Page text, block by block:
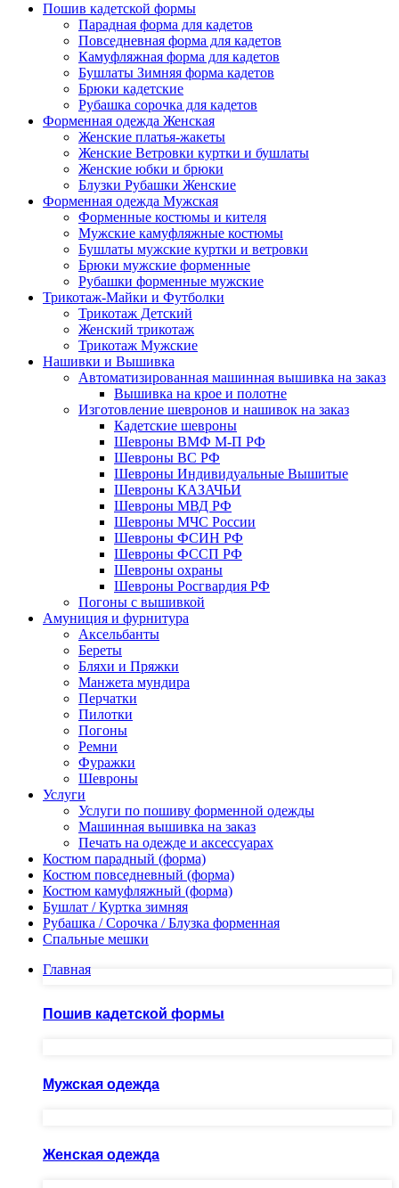
Пошив кадетской формы
Парадная форма для кадетов
Повседневная форма для кадетов
Камуфляжная форма для кадетов
Бушлаты Зимняя форма кадетов
Брюки кадетские
Рубашка сорочка для кадетов
Форменная одежда Женская
Женские платья-жакеты
Женские Ветровки куртки и бушлаты
Женские юбки и брюки
Блузки Рубашки Женские
Форменная одежда Мужская
Форменные костюмы и кителя
Мужские камуфляжные костюмы
Бушлаты мужские куртки и ветровки
Брюки мужские форменные
Рубашки форменные мужские
Трикотаж-Майки и Футболки
Трикотаж Детский
Женский трикотаж
Трикотаж Мужские
Нашивки и Вышивка
Автоматизированная машинная вышивка на заказ
Вышивка на крое и полотне
Изготовление шевронов и нашивок на заказ
Кадетские шевроны
Шевроны ВМФ М-П РФ
Шевроны ВС РФ
Шевроны Индивидуальные Вышитые
Шевроны КАЗАЧЬИ
Шевроны МВД РФ
Шевроны МЧС России
Шевроны ФСИН РФ
Шевроны ФССП РФ
Шевроны охраны
Шевроны Росгвардия РФ
Погоны с вышивкой
Амуниция и фурнитура
Аксельбанты
Береты
Бляхи и Пряжки
Манжета мундира
Перчатки
Пилотки
Погоны
Ремни
Фуражки
Шевроны
Услуги
Услуги по пошиву форменной одежды
Машинная вышивка на заказ
Печать на одежде и аксессуарах
Костюм парадный (форма)
Костюм повседневный (форма)
Костюм камуфляжный (форма)
Бушлат / Куртка зимняя
Рубашка / Сорочка / Блузка форменная
Спальные мешки
Главная
Пошив кадетской формы
Мужская одежда
Женская одежда